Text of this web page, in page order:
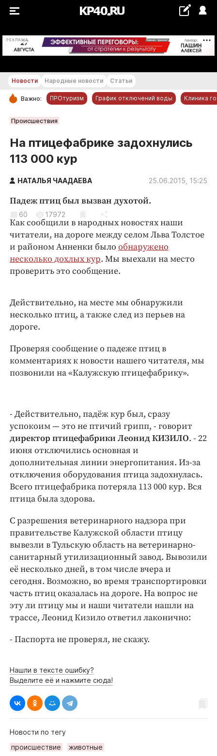
РЕКЛАМА +21...+22 °С
РУБРИКИ
Новости компаний
Статьи
Народные новости
Авто и транспорт
Криминал
Культура
Недвижимость и ЖКХ
Образование
Праздники
Происшествия
Экономика и бизнес
ПРОЕКТЫ
Медиаперсона
Интересное чтиво
Клиника года
Бренд года
Работодатель года
Новости Народные новости Статьи
Важно: ПРОтуризм График отключений воды Клиника
Происшествия
На птицефабрике задохнулись
113 000 кур
НАТАЛЬЯ ЧААДАЕВА 25.06.2015, 15:25
Падеж птиц был вызван духотой.
60 17972
Как сообщили в народных новостях наши
читатели, на дороге между селом Льва Толстое
и районом Анненки было обнаружено
несколько дохлых кур. Мы выехали на место
проверить это сообщение.
Действительно, на месте мы обнаружили
несколько птиц, а также след из перьев на
дороге.
Проверяя сообщение о падеже птиц в
комментариях к новости нашего читателя, мы
позвонили на «Калужскую птицефабрику».
- Действительно, падёж кур был, сразу
успокоим — это не птичий грипп, - говорит
директор птицефабрики Леонид КИЗИЛО. - 22
июня отключились основная и
дополнительная линии энергопитания. Из-за
отключения оборудования птица задохнулась.
Всего птицефабрика потеряла 113 000 кур. Вся
птица была здорова.
С разрешения ветеринарного надзора при
правительстве Калужской области птицу
вывезли в Тульскую область на ветеринарно-
санитарный утилизационный завод. Вывозили
её несколько дней, в том числе вчера и
сегодня. Возможно, во время транспортировки
часть птиц оказалась на дороге. На вопрос не
эту ли птицу мы и наши читатели нашли на
трассе, Леонид Кизило ответил лаконично:
- Паспорта не проверял, не скажу.
Нашли в тексте ошибку?
Выделите её и нажмите сюда!
Новости по тегу
происшествие
животные